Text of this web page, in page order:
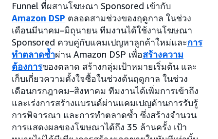
Funnel ที่ผสานโฆษณา Sponsored เข้ากับ
Amazon DSP ตลอดสามช่วงของฤดูกาล ในช่วง
เดือนมีนาคม–มิถุนายน ทีมงานได้ใช้งานโฆษณา
Sponsored ควบคู่กับแคมเปญหาลูกค้าใหม่และการ
ทำตลาดซ้ำผ่าน Amazon DSP เพื่อสร้างความ
ต้องการของตลาด สร้างกลุ่มเป้าหมายเริ่มต้น และ
เก็บเกี่ยวความตั้งใจซื้อในช่วงต้นฤดูกาล ในช่วง
เดือนกรกฎาคม–สิงหาคม ทีมงานได้เพิ่มการเข้าถึง
และเร่งการสร้างแบรนด์ผ่านแคมเปญด้านการรับรู้
การพิจารณา และการทำตลาดซ้ำ ซึ่งสร้างจำนวน
การแสดงผลของโฆษณาได้ถึง 35 ล้านครั้ง เป้า